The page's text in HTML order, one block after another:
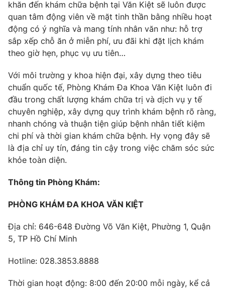
khăn đến khám chữa bệnh tại Văn Kiệt sẽ luôn được
quan tâm động viên về mặt tinh thần bằng nhiều hoạt
động có ý nghĩa và mang tính nhân văn như: hỗ trợ
sắp xếp chỗ ăn ở miễn phí, ưu đãi khi đặt lịch khám
theo giờ hẹn, phục vụ ưu tiên…
Với môi trường y khoa hiện đại, xây dựng theo tiêu
chuẩn quốc tế, Phòng Khám Đa Khoa Văn Kiệt luôn đi
đầu trong chất lượng khám chữa trị và dịch vụ y tế
chuyên nghiệp, xây dựng quy trình khám bệnh rõ ràng,
nhanh chóng và thuận tiện giúp bệnh nhân tiết kiệm
chi phí và thời gian khám chữa bệnh. Hy vọng đây sẽ
là địa chỉ uy tín, đáng tin cậy trong việc chăm sóc sức
khỏe toàn diện.
Thông tin Phòng Khám:
PHÒNG KHÁM ĐA KHOA VĂN KIỆT
Địa chỉ: 646-648 Đường Võ Văn Kiệt, Phường 1, Quận
5, TP Hồ Chí Minh
Hotline: 028.3853.8888
Thời gian hoạt động: 8:00 đến 20:00 mỗi ngày, kể cả